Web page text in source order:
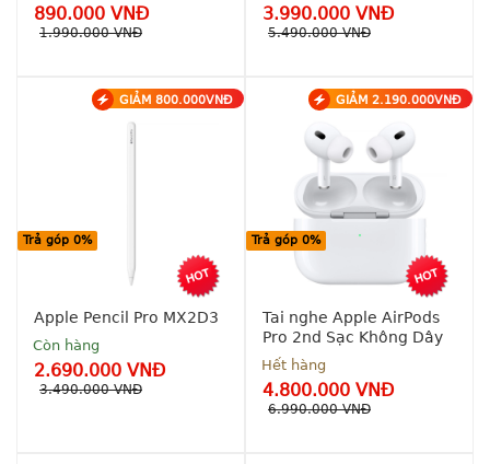
890.000 VNĐ
1.990.000 VNĐ
hành
3.990.000 VNĐ
5.490.000 VNĐ
trả góp
0% - 0
Bảo
hành
chính
hãng 12
Apple Pencil Pro MX2D3
Còn hàng
2.690.000 VNĐ
3.490.000 VNĐ
Trả góp 0%
GIẢM 800.000VNĐ
Tai nghe Apple AirPods
Pro 2nd Sạc Không Dây
Hết hàng
4.800.000 VNĐ
6.990.000 VNĐ
Trả góp 0%
GIẢM 2.190.000VNĐ